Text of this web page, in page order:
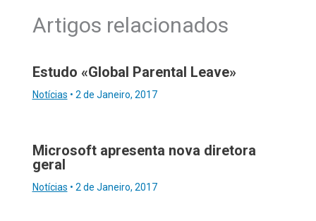
Artigos relacionados
Estudo «Global Parental Leave»
Notícias • 2 de Janeiro, 2017
Microsoft apresenta nova diretora
geral
Notícias • 2 de Janeiro, 2017